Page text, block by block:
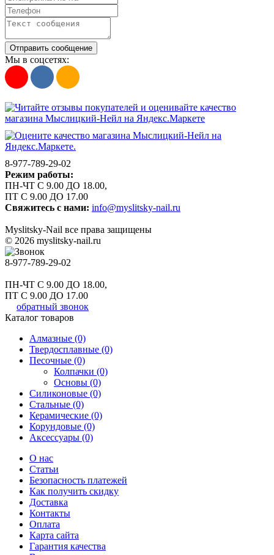
Отправить сообщение
Мы в соцсетях:
8-977-789-29-02
Режим работы:
ПН-ЧТ С 9.00 ДО 18.00,
ПТ С 9.00 ДО 17.00
Свяжитесь с нами: info@myslitsky-nail.ru
Myslitsky-Nail все права защищены
© 2026 myslitsky-nail.ru
8-977-789-29-02
ПН-ЧТ С 9.00 ДО 18.00,
ПТ С 9.00 ДО 17.00
обратный звонок
Каталог товаров
Алмазные (0)
Твердосплавные (0)
Песочные (0)
Колпачки (0)
Основы (0)
Силиконовые (0)
Стальные (0)
Керамические (0)
Корундовые (0)
Аксессуары (0)
О нас
Статьи
Безопасность платежей
Как получить скидку
Доставка
Контакты
Оплата
Карта сайта
Гарантия качества